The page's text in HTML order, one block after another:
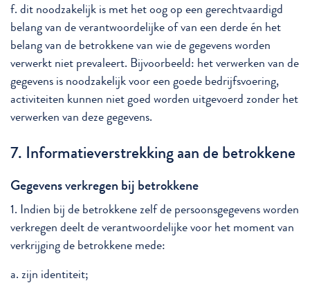
f. dit noodzakelijk is met het oog op een gerechtvaardigd
belang van de verantwoordelijke of van een derde én het
belang van de betrokkene van wie de gegevens worden
verwerkt niet prevaleert. Bijvoorbeeld: het verwerken van de
gegevens is noodzakelijk voor een goede bedrijfsvoering,
activiteiten kunnen niet goed worden uitgevoerd zonder het
verwerken van deze gegevens.
7. Informatieverstrekking aan de betrokkene
Gegevens verkregen bij betrokkene
1. Indien bij de betrokkene zelf de persoonsgegevens worden
verkregen deelt de verantwoordelijke voor het moment van
verkrijging de betrokkene mede:
a. zijn identiteit;